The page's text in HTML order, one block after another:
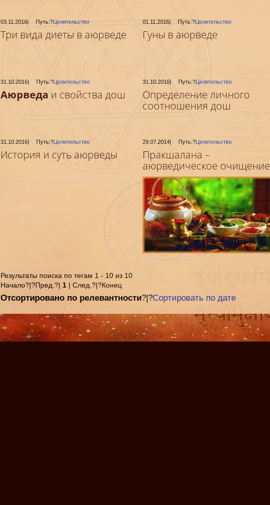
03.11.2016| Путь:?Целительство
Три вида диеты в аюрведе
01.11.2016| Путь:?Целительство
Гуны в аюрведе
31.10.2016| Путь:?Целительство
Аюрведа и свойства дош
31.10.2016| Путь:?Целительство
Определение личного
соотношения дош
31.10.2016| Путь:?Целительство
История и суть аюрведы
29.07.2014| Путь:?Целительство
Пракшалана –
аюрведическое очищение
Результаты поиска по тегам 1 - 10 из 10
Начало?|?Пред.?| 1 | След.?|?Конец
Отсортировано по релевантности?|?Сортировать по дате